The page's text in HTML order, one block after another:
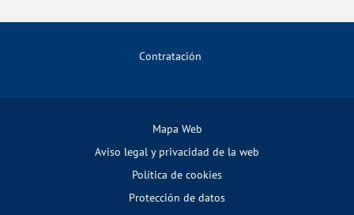
Contratación
Mapa Web
Aviso legal y privacidad de la web
Política de cookies
Protección de datos